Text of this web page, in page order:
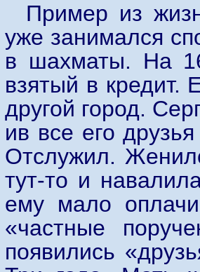
Пример из
уже занимался
в шахматы. На
взятый в кредит.
другой город.
ив все его
Отслужил.
тут-то и
ему мало
«частные
появились